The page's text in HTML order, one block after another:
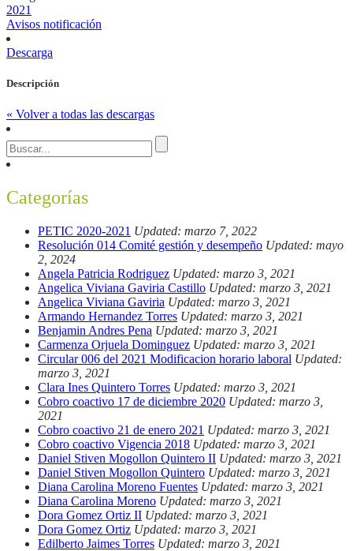
2021
Avisos notificación
Descarga
Descripción
« Volver a todas las descargas
Categorías
PETIC 2020-2021 Updated: marzo 7, 2022
Resolución 014 Comité gestión y desempeño Updated: mayo
2, 2024
Angela Patricia Rodriguez Updated: marzo 3, 2021
Angelica Viviana Gaviria Castillo Updated: marzo 3, 2021
Angelica Viviana Gaviria Updated: marzo 3, 2021
Armando Hernandez Torres Updated: marzo 3, 2021
Benjamin Andres Pena Updated: marzo 3, 2021
Carmenza Orjuela Dominguez Updated: marzo 3, 2021
Circular 006 del 2021 Modificacion horario laboral Updated:
marzo 3, 2021
Clara Ines Quintero Torres Updated: marzo 3, 2021
Cobro coactivo 17 de diciembre 2020 Updated: marzo 3,
2021
Cobro coactivo 21 de enero 2021 Updated: marzo 3, 2021
Cobro coactivo Vigencia 2018 Updated: marzo 3, 2021
Daniel Stiven Mogollon Quintero II Updated: marzo 3, 2021
Daniel Stiven Mogollon Quintero Updated: marzo 3, 2021
Diana Carolina Moreno Fuentes Updated: marzo 3, 2021
Diana Carolina Moreno Updated: marzo 3, 2021
Dora Gomez Ortiz II Updated: marzo 3, 2021
Dora Gomez Ortiz Updated: marzo 3, 2021
Edilberto Jaimes Torres Updated: marzo 3, 2021